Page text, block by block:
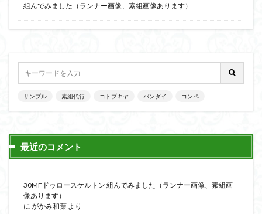
組んでみました（ランナー画像、素組画像あります）
サンプル 素組代行 コトブキヤ バンダイ コンペ
最近のコメント
30MFドゥロースケルトン 組んでみました（ランナー画像、素組画
像あります）
に がかみ和葉 より